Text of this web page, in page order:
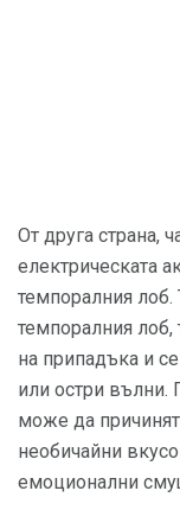
От друга страна,
електрическата
темпоралния лоб.
темпоралния лоб,
на припадъка и
или остри вълни.
може да
необичайни
емоционални